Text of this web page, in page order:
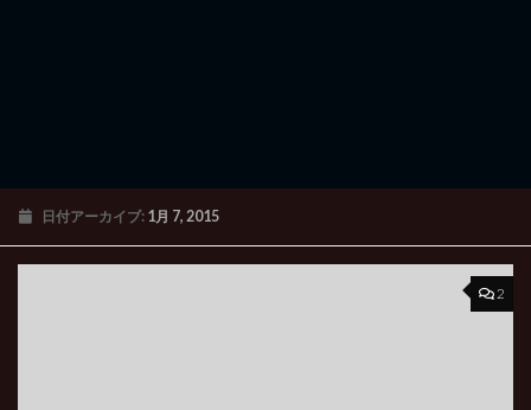
日付アーカイブ: 1月 7, 2015
2